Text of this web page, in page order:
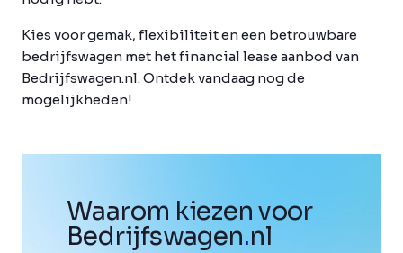
Kies voor gemak, flexibiliteit en een betrouwbare
bedrijfswagen met het financial lease aanbod van
Bedrijfswagen.nl. Ontdek vandaag nog de
mogelijkheden!
Waarom kiezen voor
Bedrijfswagen.nl